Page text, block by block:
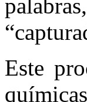
Este